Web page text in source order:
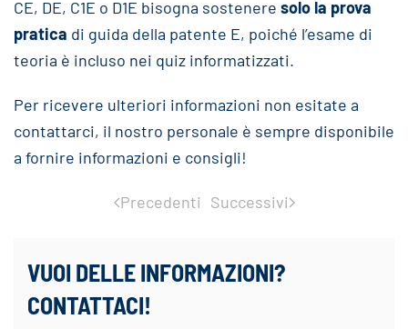
CE, DE, C1E o D1E bisogna sostenere solo la prova
pratica di guida della patente E, poiché l’esame di
teoria è incluso nei quiz informatizzati.
Per ricevere ulteriori informazioni non esitate a
contattarci, il nostro personale è sempre disponibile
a fornire informazioni e consigli!
Precedenti Successivi
VUOI DELLE INFORMAZIONI?
CONTATTACI!